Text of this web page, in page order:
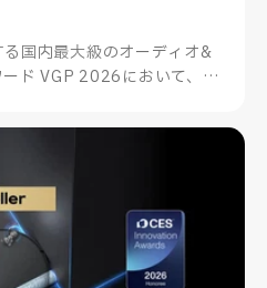
国内最大級のオーディオ&
ド VGP 2026において、
データ関連）を受賞したこと